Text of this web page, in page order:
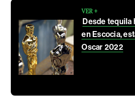
VER +
Desde tequila
en Escocia,
Oscar 2022